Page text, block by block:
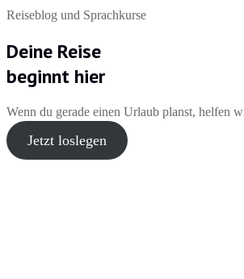
Reiseblog und Sprachkurse
Deine Reise
beginnt hier
Wenn du gerade einen Urlaub planst, helfen
Jetzt loslegen